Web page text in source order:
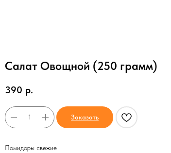
Салат Овощной (250 грамм)
390 р.
Заказать
Помидоры свежие